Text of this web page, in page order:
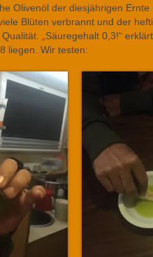
Olivenöl der diesjährigen
Blüten verbrannt und der
„Säuregehalt 0,3!“
liegen. Wir testen: